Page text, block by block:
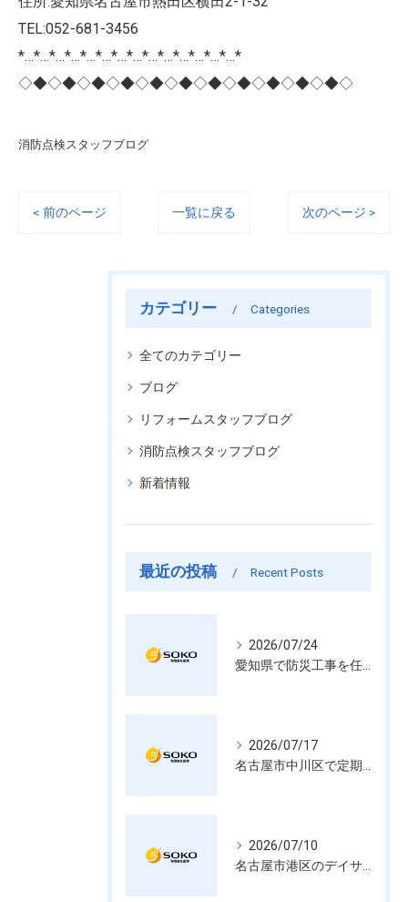
TEL:052-681-3456
*…*…*…*…*…*…*…*…*…*…*…*…*…*…*
◇◆◇◆◇◆◇◆◇◆◇◆◇◆◇◆◇◆◇◆◇◆◇
消防点検スタッフブログ
< 前のページ 一覧に戻る 次のページ >
カテゴリー Categories
全てのカテゴリー
ブログ
リフォームスタッフブログ
消防点検スタッフブログ
新着情報
最近の投稿 Recent Posts
2026/07/24
2026/07/17
2026/07/10